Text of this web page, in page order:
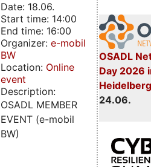
OSADL
Day 2026
24.06.
Date: 18.06.
Start time: 14:00
End time: 16:00
Organizer: e-mobil
BW
Location: Online
event
Description:
OSADL MEMBER
EVENT (e-mobil
BW)